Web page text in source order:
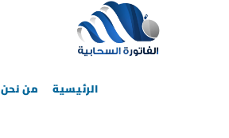
الرئيسية من نحن